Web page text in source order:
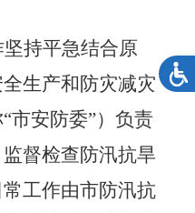
持平急结合原
生产和防灾减灾
“市安防委”）负责
督检查防汛抗旱
工作由市防汛抗